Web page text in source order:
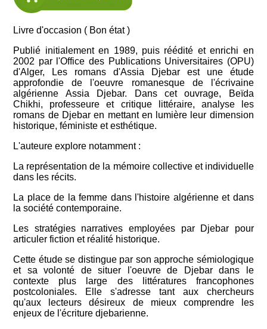
Livre d'occasion ( Bon état )
Publié initialement en 1989, puis réédité et enrichi en
2002 par l'Office des Publications Universitaires (OPU)
d'Alger, Les romans d'Assia Djebar est une étude
approfondie de l'oeuvre romanesque de l'écrivaine
algérienne Assia Djebar. Dans cet ouvrage, Beïda
Chikhi, professeure et critique littéraire, analyse les
romans de Djebar en mettant en lumière leur dimension
historique, féministe et esthétique.​
L'auteure explore notamment :​
La représentation de la mémoire collective et individuelle
dans les récits.
La place de la femme dans l'histoire algérienne et dans
la société contemporaine.
Les stratégies narratives employées par Djebar pour
articuler fiction et réalité historique.​
Cette étude se distingue par son approche sémiologique
et sa volonté de situer l'oeuvre de Djebar dans le
contexte plus large des littératures francophones
postcoloniales. Elle s'adresse tant aux chercheurs
qu'aux lecteurs désireux de mieux comprendre les
enjeux de l'écriture djebarienne.